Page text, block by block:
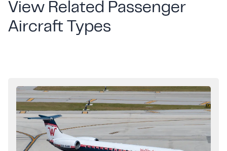
View Related Passenger
Aircraft Types